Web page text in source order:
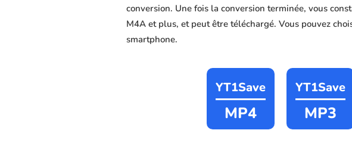
conversion. Une fois la conversion terminée, vous
M4A et plus, et peut être téléchargé. Vous pouvez
smartphone.
YT1Save
MP4
YT1Save
MP3